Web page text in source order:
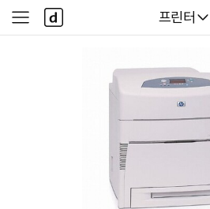
다나와
프린터
사
이
다
나
와